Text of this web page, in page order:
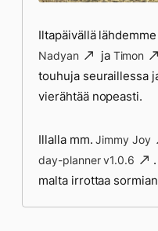
Iltapäivällä
Nadyan ja Timon
touhuja seuraillessa
vierähtää nopeasti.
Illalla mm.Jimmy Joy
day-planner v1.0.6
malta irrottaa